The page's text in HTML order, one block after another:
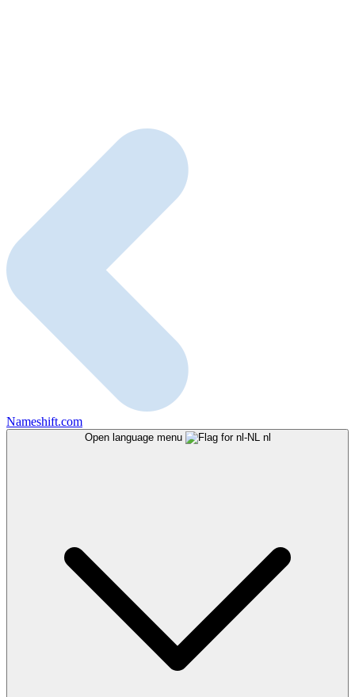
Nameshift.com
Open language menu nl